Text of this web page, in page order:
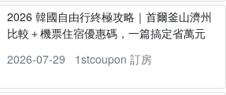
2026 韓國自由行終極攻略｜首爾釜山濟州
比較＋機票住宿優惠碼，一篇搞定省萬元
2026-07-29
1stcoupon 訂房